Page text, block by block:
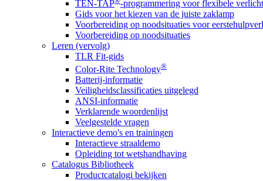
TEN-TAP -programmering voor flexibele
Gids voor het kiezen van de juiste zaklamp
Voorbereiding op noodsituaties voor
Voorbereiding op noodsituaties
Leren (vervolg)
TLR Fit-gids
Color-Rite Technology®
Batterij-informatie
Veiligheidsclassificaties uitgelegd
ANSI-informatie
Verklarende woordenlijst
Veelgestelde vragen
Interactieve demo's en trainingen
Interactieve straaldemo
Opleiding tot wetshandhaving
Catalogus Bibliotheek
Productcatalogi bekijken